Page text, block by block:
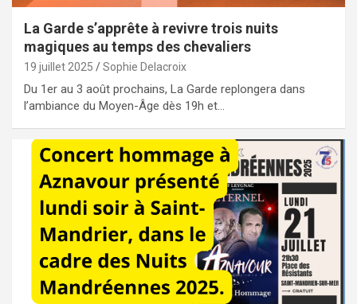
La Garde s’apprête à revivre trois nuits
magiques au temps des chevaliers
19 juillet 2025 Sophie Delacroix
Du 1er au 3 août prochains, La Garde replongera dans
l’ambiance du Moyen-Âge dès 19h et…